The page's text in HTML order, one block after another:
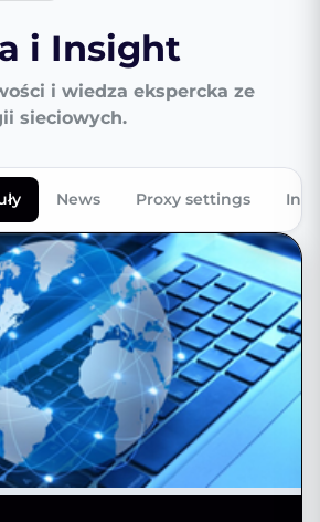
i Insight
i wiedza ekspercka ze
sieciowych.
News Proxy settings